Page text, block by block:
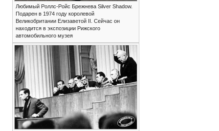
Любимый Роллс-Ройс Брежнева Silver Shadow.
Подарен в 1974 году королевой
Великобритании Елизаветой II. Сейчас он
находится в экспозиции Рижского
автомобильного музея